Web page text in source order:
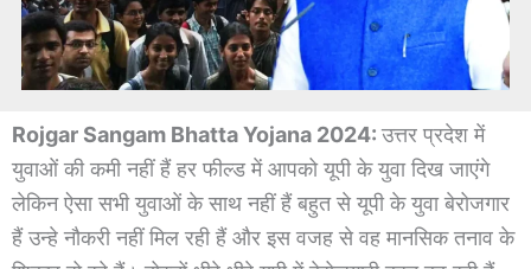
Rojgar Sangam Bhatta Yojana 2024:उत्तर प्रदेश में
युवाओं की कमी नहीं हैं हर फील्ड में आपको यूपी के युवा दिख जाएंगे
लेकिन ऐसा सभी युवाओं के साथ नहीं हैं बहुत से यूपी के युवा बेरोजगार
हैं उन्हे नौकरी नहीं मिल रही हैं और इस वजह से वह मानसिक तनाव के